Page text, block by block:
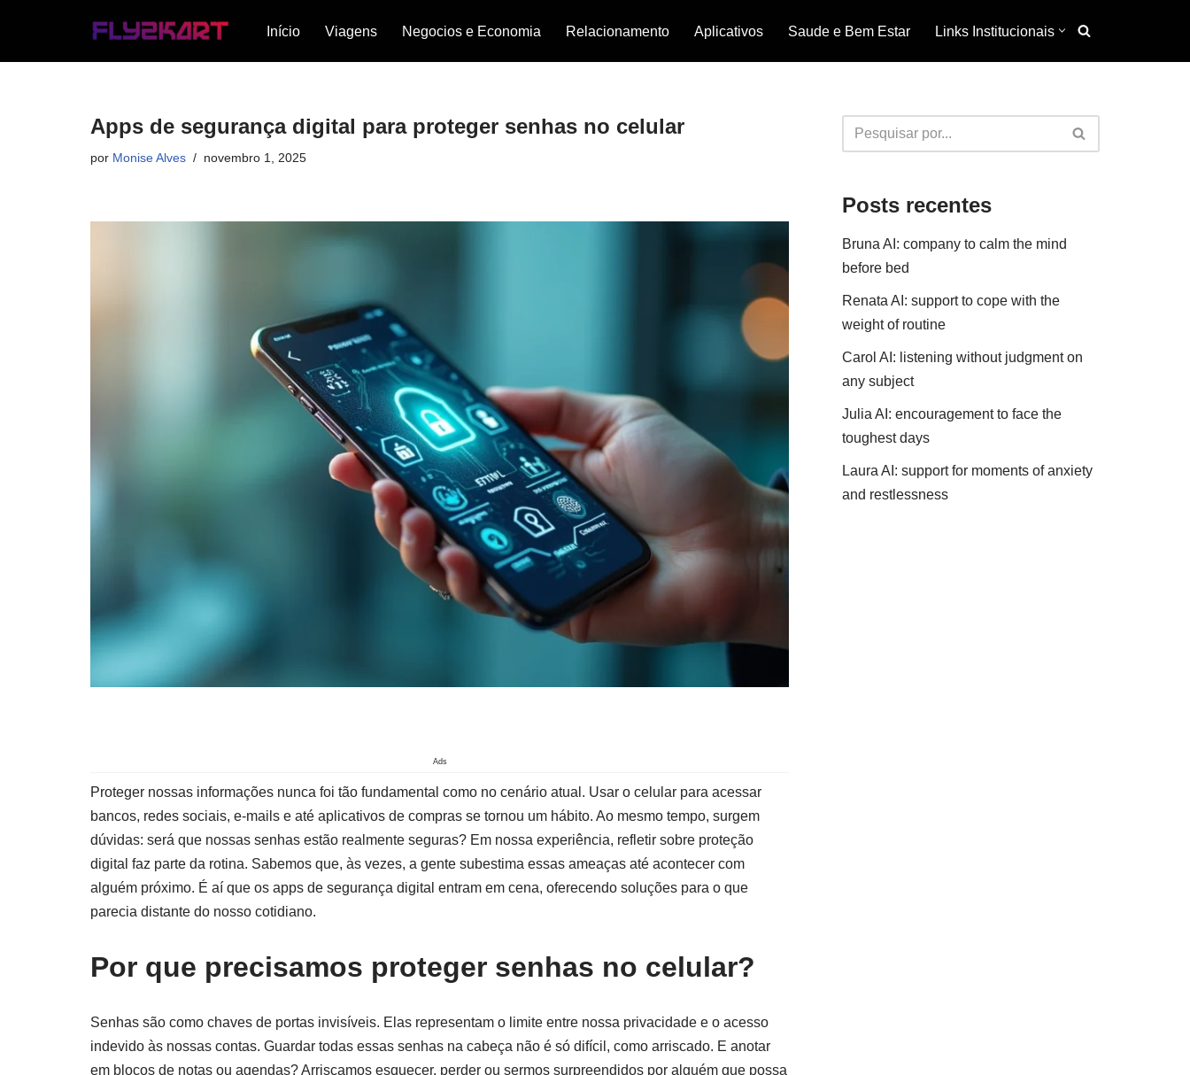
Início Viagens Negocios e Economia Relacionamento Aplicativos Saude e Bem Estar Links Institucionais
Apps de segurança digital para proteger senhas no celular
por Monise Alves novembro 1, 2025
Ads
Proteger nossas informações nunca foi tão fundamental como no cenário atual. Usar o celular para acessar
bancos, redes sociais, e-mails e até aplicativos de compras se tornou um hábito. Ao mesmo tempo, surgem
dúvidas: será que nossas senhas estão realmente seguras? Em nossa experiência, refletir sobre proteção
digital faz parte da rotina. Sabemos que, às vezes, a gente subestima essas ameaças até acontecer com
alguém próximo. É aí que os apps de segurança digital entram em cena, oferecendo soluções para o que
parecia distante do nosso cotidiano.
Por que precisamos proteger senhas no celular?
Senhas são como chaves de portas invisíveis. Elas representam o limite entre nossa privacidade e o acesso
indevido às nossas contas. Guardar todas essas senhas na cabeça não é só difícil, como arriscado. E anotar
em blocos de notas ou agendas? Arriscamos esquecer, perder ou sermos surpreendidos por alguém que possa
Posts recentes
Bruna AI: company to calm the mind
before bed
Renata AI: support to cope with the
weight of routine
Carol AI: listening without judgment on
any subject
Julia AI: encouragement to face the
toughest days
Laura AI: support for moments of anxiety
and restlessness